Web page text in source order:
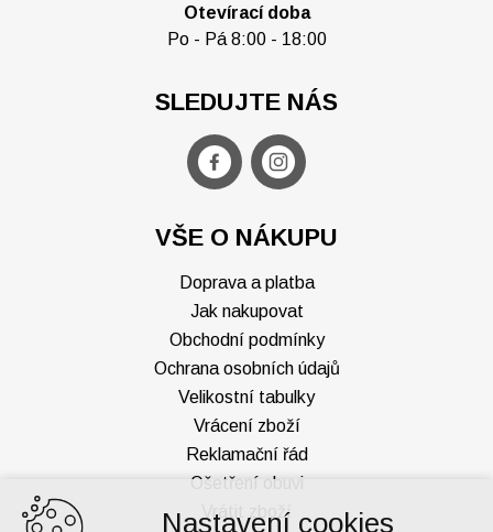
Otevírací doba
Po - Pá 8:00 - 18:00
VŠE O NÁKUPU
Doprava a platba
Jak nakupovat
Obchodní podmínky
Ochrana osobních údajů
Velikostní tabulky
Vrácení zboží
Reklamační řád
Ošetření obuvi
Vrátit zboží
SLEDUJTE NÁS
Nastavení cookies